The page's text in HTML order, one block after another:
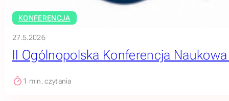
KONFERENCJA
27.5.2026
II Ogólnopolska Konferencja
1 min. czytania